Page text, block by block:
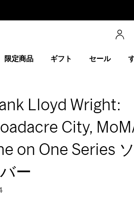
限定商品 ギフト セール
Lloyd Wright:
City,
on One Series
ー